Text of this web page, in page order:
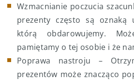
Wzmacnianie poczucia
prezenty często są oznaką
którą obdarowujemy.
pamiętamy o tej osobie i że
Poprawa nastroju –
prezentów może znacząco